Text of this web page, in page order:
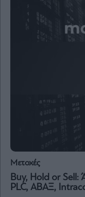
Μετοχές
Buy, Hold or Sell:
PLC, ΑΒΑΞ,